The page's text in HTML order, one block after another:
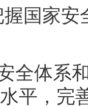
握国家
全体系
平，完